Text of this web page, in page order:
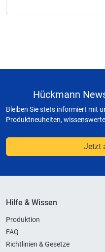
Hückmann
Bleiben Sie stets informiert mit
Produktneuheiten,
Jetzt
Hilfe & Wissen
Produktion
FAQ
Richtlinien & Gesetze